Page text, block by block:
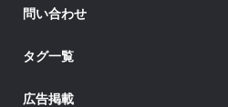
問い合わせ
タグ一覧
広告掲載